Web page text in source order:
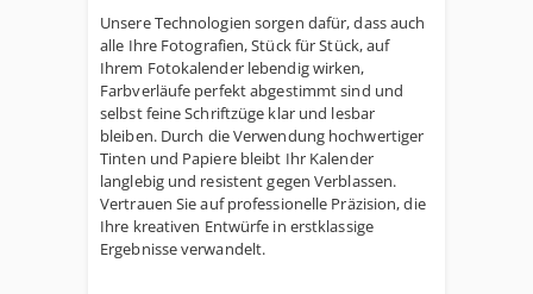
Unsere Technologien sorgen dafür, dass auch
alle Ihre Fotografien, Stück für Stück, auf
Ihrem Fotokalender lebendig wirken,
Farbverläufe perfekt abgestimmt sind und
selbst feine Schriftzüge klar und lesbar
bleiben. Durch die Verwendung hochwertiger
Tinten und Papiere bleibt Ihr Kalender
langlebig und resistent gegen Verblassen.
Vertrauen Sie auf professionelle Präzision, die
Ihre kreativen Entwürfe in erstklassige
Ergebnisse verwandelt.